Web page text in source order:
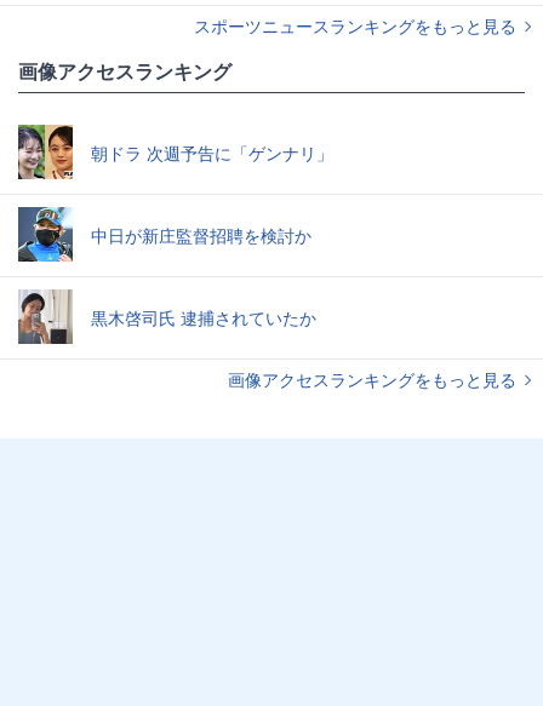
スポーツニュースランキングをもっと見る
画像アクセスランキング
朝ドラ 次週予告に「ゲンナリ」
中日が新庄監督招聘を検討か
黒木啓司氏 逮捕されていたか
画像アクセスランキングをもっと見る